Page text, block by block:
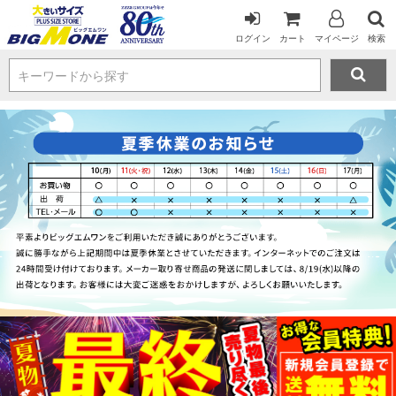
ログイン カート マイページ 検索
キーワードから探す